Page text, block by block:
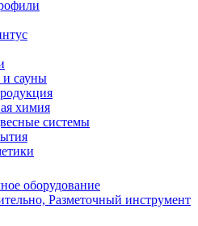
и сауны
химия
системы
оборудование
Разметочный инструмент